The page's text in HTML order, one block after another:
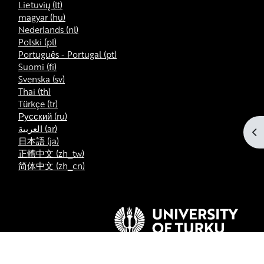
Lietuvių ‎(lt)‎
magyar ‎(hu)‎
Nederlands ‎(nl)‎
Polski ‎(pl)‎
Português - Portugal ‎(pt)‎
Suomi ‎(fi)‎
Svenska ‎(sv)‎
Thai ‎(th)‎
Türkçe ‎(tr)‎
Русский ‎(ru)‎
العربية ‎(ar)‎
日本語 ‎(ja)‎
正體中文 ‎(zh_tw)‎
简体中文 ‎(zh_cn)‎